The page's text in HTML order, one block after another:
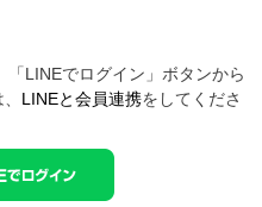
LINEでログイン」ボタンから
LINEと会員連携をしてくださ